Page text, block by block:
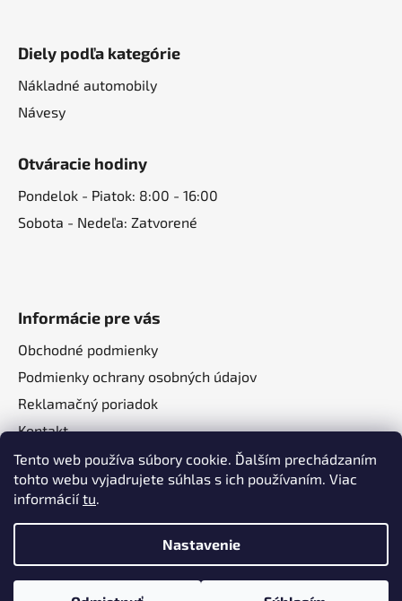
Tento web používa súbory cookie. Ďalším prechádzaním
tohto webu vyjadrujete súhlas s ich používaním. Viac
informáciítu.
Nastavenie
Diely podľa kategórie
Nákladné automobily
Návesy
Otváracie hodiny
Pondelok - Piatok: 8:00 - 16:00
Sobota - Nedeľa: Zatvorené
Informácie pre vás
Obchodné podmienky
Podmienky ochrany osobných údajov
Reklamačný poriadok
Kontakt
O nás
Vytvoril Shoptet a
Adatelier